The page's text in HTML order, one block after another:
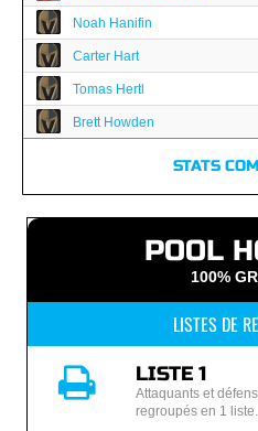
Noah Hanifin
Carter Hart
Tomas Hertl
Brett Howden
STATS
POOL
100%
LISTES DE
LISTE 1
Attaquants et
regroupés en 1 liste.